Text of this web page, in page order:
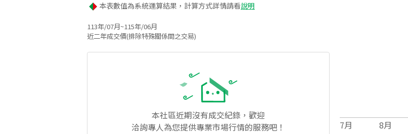
本表數值為系統運算結果，計算方式詳情請看說明
113年/07月~115年/06月
近二年成交價(排除特殊關係間之交易)
本社區近期沒有成交紀錄，歡迎
洽詢專人為您提供專業市場行情的服務吧！
7月 8月